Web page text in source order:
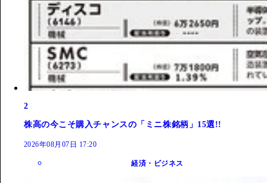
2
株高の今こそ購入チャンスの「ミニ株銘柄」15選!!
2026年08月07日 17:20
経済・ビジネス